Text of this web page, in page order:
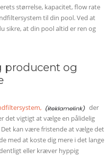
størrelse, kapacitet, flow rate
til din pool. Ved at
sikre, at din pool altid er ren og
producent og
der
det vigtigt at vælge en pålidelig
kan være fristende at vælge det
med at koste dig mere i det lange
eller kræver hyppig